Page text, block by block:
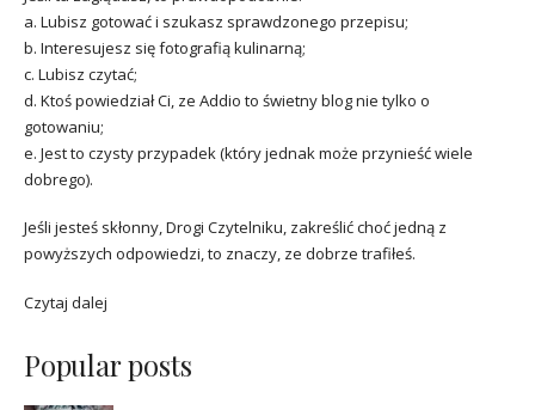
a. Lubisz gotować i szukasz sprawdzonego przepisu;
b. Interesujesz się fotografią kulinarną;
c. Lubisz czytać;
d. Ktoś powiedział Ci, ze Addio to świetny blog nie tylko o
gotowaniu;
e. Jest to czysty przypadek (który jednak może przynieść wiele
dobrego).
Jeśli jesteś skłonny, Drogi Czytelniku, zakreślić choć jedną z
powyższych odpowiedzi, to znaczy, ze dobrze trafiłeś.
Czytaj dalej
Popular posts